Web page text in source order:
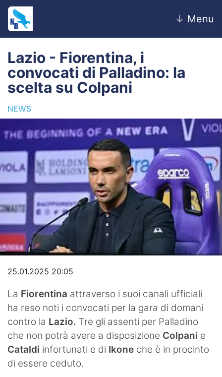
↓ Menu
Home
News
Editoriale
Pagelle
Settore Giovanile
Lazio Women
Calciomercato
Video
Lazio - Fiorentina, i
convocati di Palladino: la
scelta su Colpani
NEWS
25.01.2025 20:05
La Fiorentina attraverso i suoi canali ufficiali
ha reso noti i convocati per la gara di domani
contro la Lazio. Tre gli assenti per Palladino
che non potrà avere a disposizione Colpani e
Cataldi infortunati e di Ikone che è in procinto
di essere ceduto.